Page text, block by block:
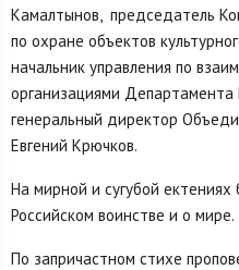
Камалтынов, председатель
по охране объектов
начальник управления по
организациями
генеральный директор
Евгений Крючков.
На мирной и сугубой
Российском воинстве и о мире.
По запричастном стихе